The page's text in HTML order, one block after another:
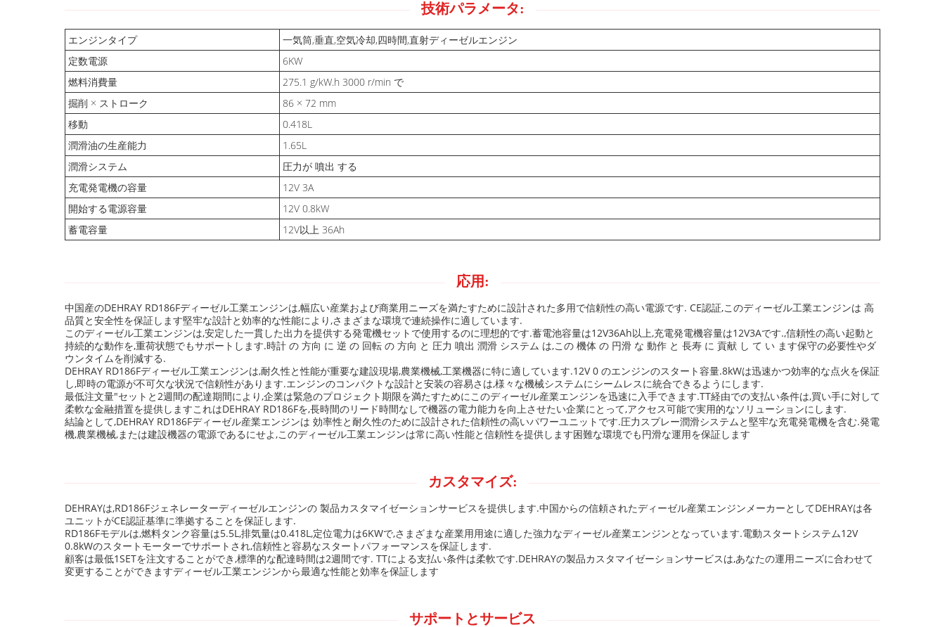
技術パラメータ:
エンジンタイプ
一気筒,垂直,空気冷却,四時間,直射ディーゼルエンジン
定数電源
6KW
燃料消費量
275.1 g/kW.h 3000 r/min で
掘削 × ストローク
86 × 72 mm
移動
0.418L
潤滑油の生産能力
1.65L
潤滑システム
圧力が 噴出 する
充電発電機の容量
12V 3A
開始する電源容量
12V 0.8kW
蓄電容量
12V以上 36Ah
応用:
中国産のDEHRAY RD186Fディーゼル工業エンジンは,幅広い産業および商業用ニーズを満たすために設計された多用で信頼性の高い電源です. CE認証,このディーゼル工業エンジンは 高
品質と安全性を保証します堅牢な設計と効率的な性能により,さまざまな環境で連続操作に適しています.
このディーゼル工業エンジンは,安定した一貫した出力を提供する発電機セットで使用するのに理想的です.蓄電池容量は12V36Ah以上,充電発電機容量は12V3Aです.,信頼性の高い起動と
持続的な動作を,重荷状態でもサポートします.時計 の 方向 に 逆 の 回転 の 方向 と 圧力 噴出 潤滑 システム は,この 機体 の 円滑 な 動作 と 長寿 に 貢献 し て い ます保守の必要性やダ
ウンタイムを削減する.
DEHRAY RD186Fディーゼル工業エンジンは,耐久性と性能が重要な建設現場,農業機械,工業機器に特に適しています.12V 0 のエンジンのスタート容量.8kWは迅速かつ効率的な点火を保証
し,即時の電源が不可欠な状況で信頼性があります.エンジンのコンパクトな設計と安装の容易さは,様々な機械システムにシームレスに統合できるようにします.
最低注文量"セットと2週間の配達期間により,企業は緊急のプロジェクト期限を満たすためにこのディーゼル産業エンジンを迅速に入手できます.TT経由での支払い条件は,買い手に対して
柔軟な金融措置を提供しますこれはDEHRAY RD186Fを,長時間のリード時間なしで機器の電力能力を向上させたい企業にとって,アクセス可能で実用的なソリューションにします.
結論として,DEHRAY RD186Fディーゼル産業エンジンは 効率性と耐久性のために設計された信頼性の高いパワーユニットです.圧力スプレー潤滑システムと堅牢な充電発電機を含む.発電
機,農業機械,または建設機器の電源であるにせよ,このディーゼル工業エンジンは常に高い性能と信頼性を提供します困難な環境でも円滑な運用を保証します
カスタマイズ:
DEHRAYは,RD186Fジェネレーターディーゼルエンジンの 製品カスタマイゼーションサービスを提供します.中国からの信頼されたディーゼル産業エンジンメーカーとしてDEHRAYは各
ユニットがCE認証基準に準拠することを保証します.
RD186Fモデルは,燃料タンク容量は5.5L,排気量は0.418L,定位電力は6KWで,さまざまな産業用用途に適した強力なディーゼル産業エンジンとなっています.電動スタートシステム12V
0.8kWのスタートモーターでサポートされ,信頼性と容易なスタートパフォーマンスを保証します.
顧客は最低1SETを注文することができ,標準的な配達時間は2週間です. TTによる支払い条件は柔軟です.DEHRAYの製品カスタマイゼーションサービスは,あなたの運用ニーズに合わせて
変更することができますディーゼル工業エンジンから最適な性能と効率を保証します
サポートとサービス